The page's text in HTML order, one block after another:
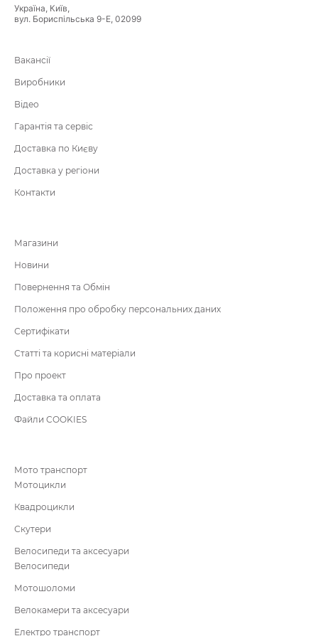
Україна, Київ,
вул. Бориспільська 9-Е, 02099
Вакансії
Виробники
Відео
Гарантія та сервіс
Доставка по Києву
Доставка у регіони
Контакти
Магазини
Новини
Повернення та Обмін
Положення про обробку персональних даних
Сертифікати
Статті та корисні матеріали
Про проект
Доставка та оплата
Файли COOKIES
Мото транспорт
Мотоцикли
Квадроцикли
Скутери
Велосипеди та аксесуари
Велосипеди
Мотошоломи
Велокамери та аксесуари
Електро транспорт